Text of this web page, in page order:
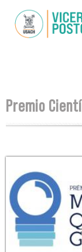
You are here
Premio